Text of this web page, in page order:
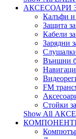
АКСЕСОАРИ
Калъфи и
Защита
Кабели
Зарядни
Външни
FM
Стойки
Show All